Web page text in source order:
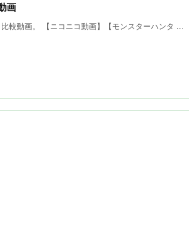
画
較動画。 【ニコニコ動画】【モンスターハンタ ...